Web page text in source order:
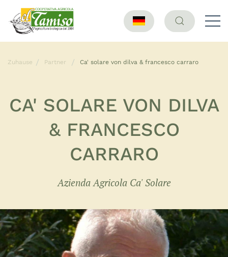
Zuhause Partner Ca' solare von dilva & francesco carraro
CA' SOLARE VON DILVA
& FRANCESCO
CARRARO
Azienda Agricola Ca' Solare